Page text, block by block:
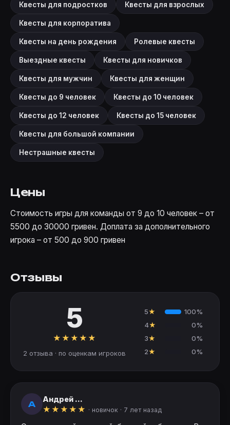
Квесты для подростков Квесты для взрослых
Квесты для корпоратива
Квесты на день рождения Ролевые квесты
Выездные квесты Квесты для новичков
Квесты для мужчин Квесты для женщин
Квесты до 9 человек Квесты до 10 человек
Квесты до 12 человек Квесты до 15 человек
Квесты для большой компании
Нестрашные квесты
Цены
Стоимость игры для команды от 9 до 10 человек – от
5500 до 30000 гривен. Доплата за дополнительного
игрока – от 500 до 900 гривен
Отзывы
5
★ ★ ★ ★ ★
2 отзыва · по оценкам игроков
5★
100%
4★
0%
3★
0%
2★ 0%
А
Андрей ...
★ ★ ★ ★ ★ · новичок · 7 лет назад